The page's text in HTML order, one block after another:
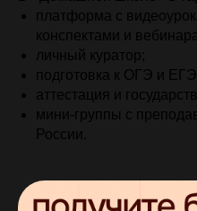
платформа с
конспектами и
личный куратор;
подготовка к ОГЭ и
аттестация и
мини-группы с
России.